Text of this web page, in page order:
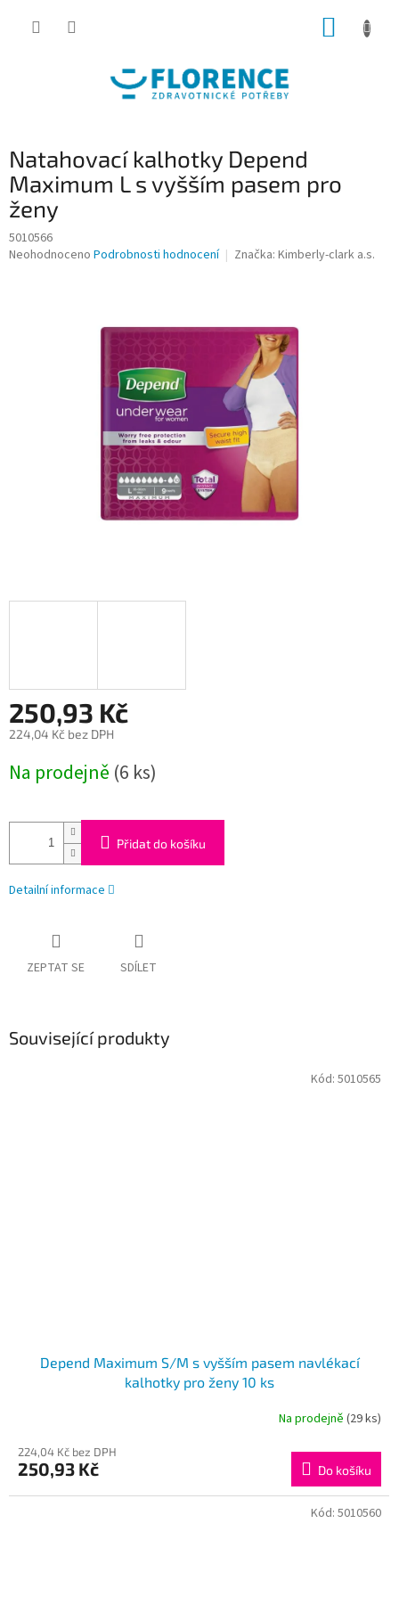
Natahovací kalhotky Depend
Maximum L s vyšším pasem pro
ženy
5010566
Průměrné
Neohodnoceno Podrobnosti hodnocení Značka: Kimberly-clark a.s.
250,93 Kč
224,04 Kč bez DPH
cena:
Na prodejně (6 ks)
Přidat do košíku
Detailní informace
ZEPTAT SE SDÍLET
Související produkty
Depend Maximum S/M s vyšším pasem navlékací
kalhotky pro ženy 10 ks
Na prodejně (29 ks)
224,04 Kč bez DPH
250,93 Kč Do košíku
Kód: 5010565
Kód: 5010560